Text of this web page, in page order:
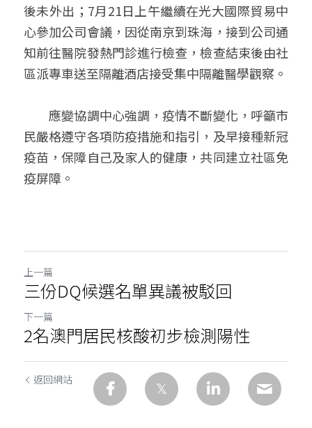
後未外出；7月21日上午繼續在光大國際貿易中
心參加公司會議，因從南京到珠海，接到公司通
知前往醫院發熱門診進行檢查，檢查結束後由社
應變協調中心強調，疫情不斷變化，呼籲市
民嚴格遵守各項防疫措施和指引，及早接種新冠
疫苗，保障自己及家人的健康，共同建立社區免
疫屏障。
上一篇
三份DQ候選名單異議被駁回
下一篇
2名澳門居民核酸初步檢測陽性
返回網站